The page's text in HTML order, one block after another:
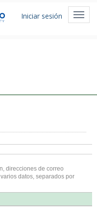
Menú
Iniciar sesión